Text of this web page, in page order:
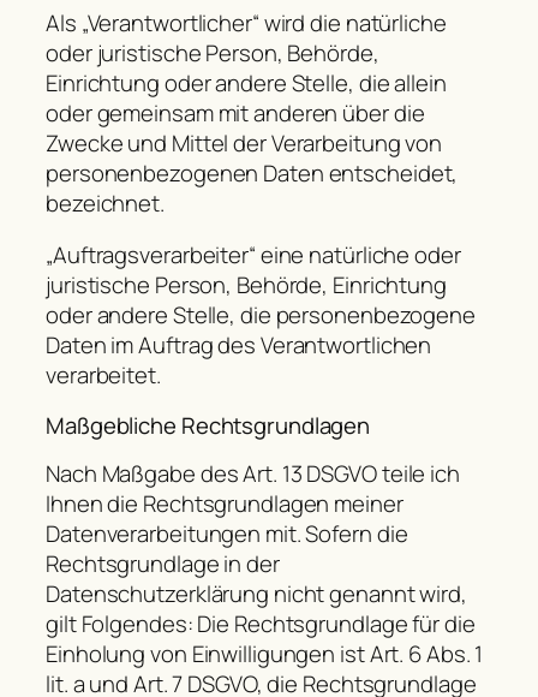
Als „Verantwortlicher“ wird die natürliche
oder juristische Person, Behörde,
Einrichtung oder andere Stelle, die allein
oder gemeinsam mit anderen über die
Zwecke und Mittel der Verarbeitung von
personenbezogenen Daten entscheidet,
bezeichnet.
„Auftragsverarbeiter“ eine natürliche oder
juristische Person, Behörde, Einrichtung
oder andere Stelle, die personenbezogene
Daten im Auftrag des Verantwortlichen
verarbeitet.
Maßgebliche Rechtsgrundlagen
Nach Maßgabe des Art. 13 DSGVO teile ich
Ihnen die Rechtsgrundlagen meiner
Datenverarbeitungen mit. Sofern die
Rechtsgrundlage in der
Datenschutzerklärung nicht genannt wird,
gilt Folgendes: Die Rechtsgrundlage für die
Einholung von Einwilligungen ist Art. 6 Abs. 1
lit. a und Art. 7 DSGVO, die Rechtsgrundlage